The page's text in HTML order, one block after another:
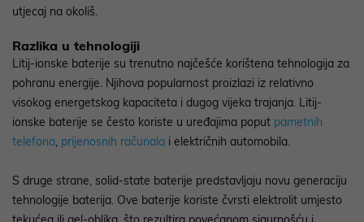
utjecaj na okoliš.
Razlika u tehnologiji
Litij-ionske baterije su trenutno najčešće korištena tehnologija za
pohranu energije. Njihova popularnost proizlazi iz relativno
visokog energetskog kapaciteta i dugog vijeka trajanja. Litij-
ionske baterije se često koriste u uređajima poput pametnih
telefona, prijenosnih računala i električnih automobila.
S druge strane, solid-state baterije predstavljaju novu generaciju
tehnologije baterija. Ove baterije koriste čvrsti elektrolit umjesto